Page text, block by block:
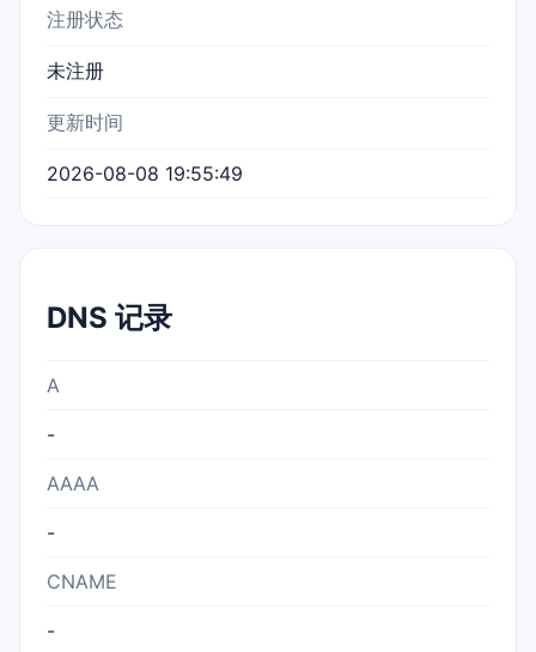
注册状态
未注册
更新时间
2026-08-08 19:55:49
DNS 记录
A
-
AAAA
-
CNAME
-